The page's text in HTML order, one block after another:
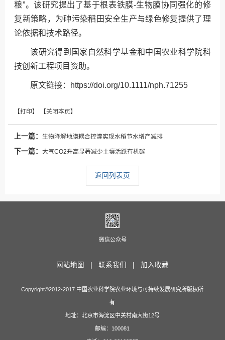
粮”。该研究提出了基于根表铁膜-生物膜协同强化的修
复新策略，为砷污染稻田安全生产与绿色修复提供了理
论依据和技术路径。
该研究得到国家自然科学基金和中国农业科学院科
技创新工程项目资助。
原文链接：https://doi.org/10.1111/nph.71255
上一篇：生物降解地膜耦合控灌实现水稻节水增产减排
下一篇：大气CO2升高显著减少土壤活跃有机碳
返回列表页
微信公众号
网站地图 | 联系我们 | 加入收藏
Copyright©2012-2017 中国农业科学院农业环境与可持续发展研究所版权所
有
地址：北京市海淀区中关村南大街12号
邮编：100081